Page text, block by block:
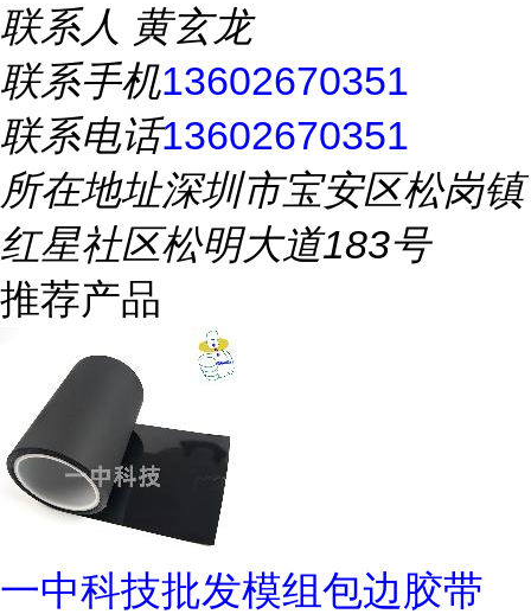
联系人 黄玄龙
联系手机13602670351
联系电话13602670351
所在地址深圳市宝安区松岗镇
红星社区松明大道183号
推荐产品
一中科技批发模组包边胶带